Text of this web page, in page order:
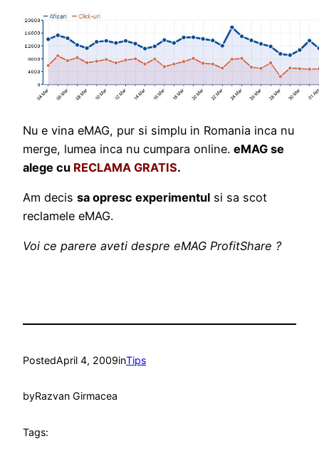
Nu e vina eMAG, pur si simplu in Romania inca nu
merge, lumea inca nu cumpara online. eMAG se
alege cu RECLAMA GRATIS.
Am decis sa opresc experimentul si sa scot
reclamele eMAG.
Voi ce parere aveti despre eMAG ProfitShare ?
PostedApril 4, 2009inTips
byRazvan Girmacea
Tags: